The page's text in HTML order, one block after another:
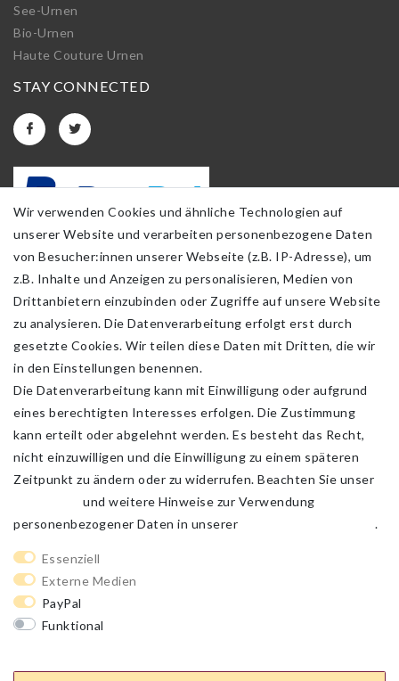
See-Urnen
Bio-Urnen
Haute Couture Urnen
STAY CONNECTED
Impressum
Kontakt
Wir verwenden Cookies und ähnliche Technologien auf
unserer Website und verarbeiten personenbezogene Daten
von Besucher:innen unserer Webseite (z.B. IP-Adresse), um
z.B. Inhalte und Anzeigen zu personalisieren, Medien von
Drittanbietern einzubinden oder Zugriffe auf unsere Website
zu analysieren. Die Datenverarbeitung erfolgt erst durch
gesetzte Cookies. Wir teilen diese Daten mit Dritten, die wir
in den Einstellungen benennen.
Die Datenverarbeitung kann mit Einwilligung oder aufgrund
eines berechtigten Interesses erfolgen. Die Zustimmung
kann erteilt oder abgelehnt werden. Es besteht das Recht,
nicht einzuwilligen und die Einwilligung zu einem späteren
Zeitpunkt zu ändern oder zu widerrufen. Beachten Sie unser
und weitere Hinweise zur Verwendung
personenbezogener Daten in unserer
.
Essenziell
Externe Medien
PayPal
Funktional